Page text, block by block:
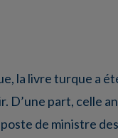
la livre turque a
D’une part, celle
de ministre